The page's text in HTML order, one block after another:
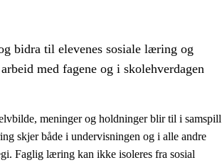
bidra til elevenes sosiale læring og
med fagene og i skolehverdagen
meninger og holdninger blir til i samspill
skjer både i undervisningen og i alle andre
Faglig læring kan ikke isoleres fra sosial